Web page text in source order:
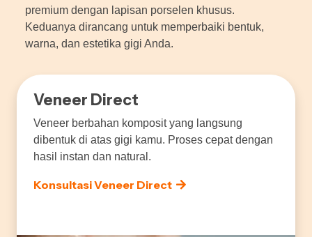
premium dengan lapisan porselen khusus.
Keduanya dirancang untuk memperbaiki bentuk,
warna, dan estetika gigi Anda.
Veneer Direct
Veneer berbahan komposit yang langsung
dibentuk di atas gigi kamu. Proses cepat dengan
hasil instan dan natural.
Konsultasi Veneer Direct